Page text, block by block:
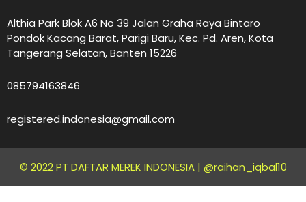
Althia Park Blok A6 No 39 Jalan Graha Raya Bintaro
Pondok Kacang Barat, Parigi Baru, Kec. Pd. Aren, Kota
Tangerang Selatan, Banten 15226
085794163846
registered.indonesia@gmail.com
© 2022 PT DAFTAR MEREK INDONESIA | @raihan_iqbal10